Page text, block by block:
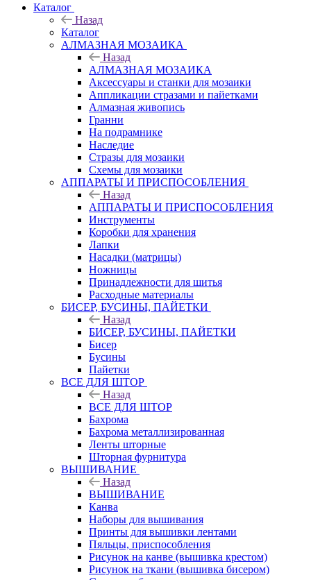
Каталог
Назад
Каталог
АЛМАЗНАЯ МОЗАИКА
Назад
АЛМАЗНАЯ МОЗАИКА
Аксессуары и станки для мозаики
Аппликации стразами и пайетками
Алмазная живопись
Гранни
На подрамнике
Наследие
Стразы для мозаики
Схемы для мозаики
АППАРАТЫ И ПРИСПОСОБЛЕНИЯ
Назад
АППАРАТЫ И ПРИСПОСОБЛЕНИЯ
Инструменты
Коробки для хранения
Лапки
Насадки (матрицы)
Ножницы
Принадлежности для шитья
Расходные материалы
БИСЕР, БУСИНЫ, ПАЙЕТКИ
Назад
БИСЕР, БУСИНЫ, ПАЙЕТКИ
Бисер
Бусины
Пайетки
ВСЕ ДЛЯ ШТОР
Назад
ВСЕ ДЛЯ ШТОР
Бахрома
Бахрома металлизированная
Ленты шторные
Шторная фурнитура
ВЫШИВАНИЕ
Назад
ВЫШИВАНИЕ
Канва
Наборы для вышивания
Принты для вышивки лентами
Пяльцы, приспособления
Рисунок на канве (вышивка крестом)
Рисунок на ткани (вышивка бисером)